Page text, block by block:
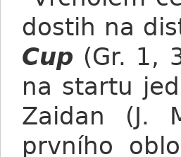
dostih na
Cup (Gr. 1,
na startu
Zaidan (J.
prvního